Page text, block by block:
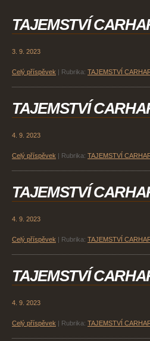
TAJEMSTVÍ
3. 9. 2023
Celý příspěvek Rubrika: TAJEMSTVÍ
TAJEMSTVÍ
4. 9. 2023
Celý příspěvek Rubrika: TAJEMSTVÍ
TAJEMSTVÍ
4. 9. 2023
Celý příspěvek Rubrika: TAJEMSTVÍ
TAJEMSTVÍ
4. 9. 2023
Celý příspěvek Rubrika: TAJEMSTVÍ